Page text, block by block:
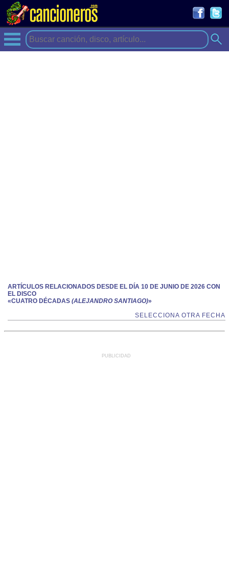
ARTÍCULOS RELACIONADOS DESDE EL DÍA 10 DE JUNIO DE 2026 CON
EL DISCO
«CUATRO DÉCADAS (ALEJANDRO SANTIAGO)»
SELECCIONA OTRA FECHA
PUBLICIDAD